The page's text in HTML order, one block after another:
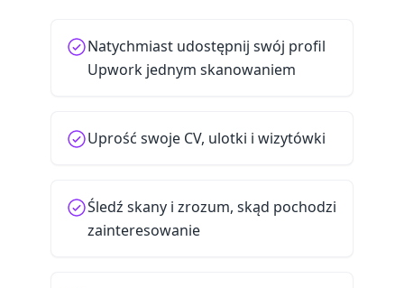
Natychmiast udostępnij swój profil
Upwork jednym skanowaniem
Uprość swoje CV, ulotki i wizytówki
Śledź skany i zrozum, skąd pochodzi
zainteresowanie